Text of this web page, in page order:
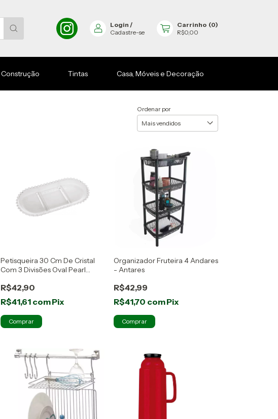
Login /
Cadastre-se
Carrinho (0)
R$0,00
Construção Tintas Casa, Móveis e Decoração
Ordenar por
Petisqueira 30 Cm De Cristal
Com 3 Divisões Oval Pearl
R$42,90
R$41,61 comPix
Organizador Fruteira 4 Andares
- Antares
R$42,99
R$41,70 comPix